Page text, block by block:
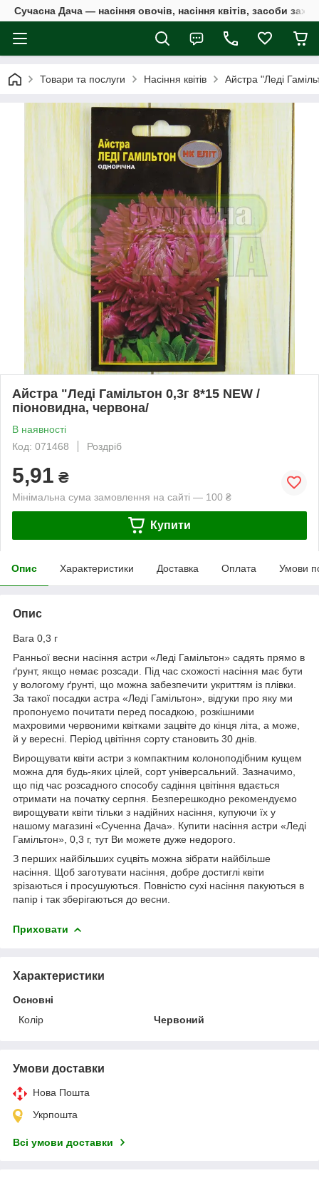
Сучасна Дача — насіння овочів, насіння квітів, засоби
Товари та послуги Насіння квітів Айстра "Леді
Айстра "Леді Гамільтон 0,3г 8*15 NEW /
піоновидна, червона/
В наявності
Код: 071468
Роздріб
5,91 ₴
Мінімальна сума замовлення на сайті — 100 ₴
Купити
Опис Характеристики Доставка Оплата Умови
Опис
Вага 0,3 г
Ранньої весни насіння астри «Леді Гамільтон» садять прямо в
ґрунт, якщо немає розсади. Під час схожості насіння має бути
у вологому ґрунті, що можна забезпечити укриттям із плівки.
За такої посадки астра «Леді Гамільтон», відгуки про яку ми
пропонуємо почитати перед посадкою, розкішними
махровими червоними квітками зацвіте до кінця літа, а може,
й у вересні. Період цвітіння сорту становить 30 днів.
Вирощувати квіти астри з компактним колоноподібним кущем
можна для будь-яких цілей, сорт універсальний. Зазначимо,
що під час розсадного способу садіння цвітіння вдається
отримати на початку серпня. Безперешкодно рекомендуємо
вирощувати квіти тільки з надійних насіння, купуючи їх у
нашому магазині «Сученна Дача». Купити насіння астри «Леді
Гамільтон», 0,3 г, тут Ви можете дуже недорого.
З перших найбільших суцвіть можна зібрати найбільше
насіння. Щоб заготувати насіння, добре достиглі квіти
зрізаються і просушуються. Повністю сухі насіння пакуються в
папір і так зберігаються до весни.
Приховати
Характеристики
Основні
Колір
Червоний
Умови доставки
Нова Пошта
Укрпошта
Всі умови доставки